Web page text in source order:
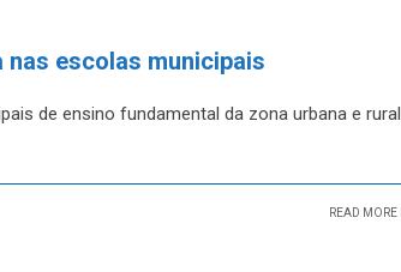
escolas municipais
de ensino fundamental da zona urbana e rural
READ MORE